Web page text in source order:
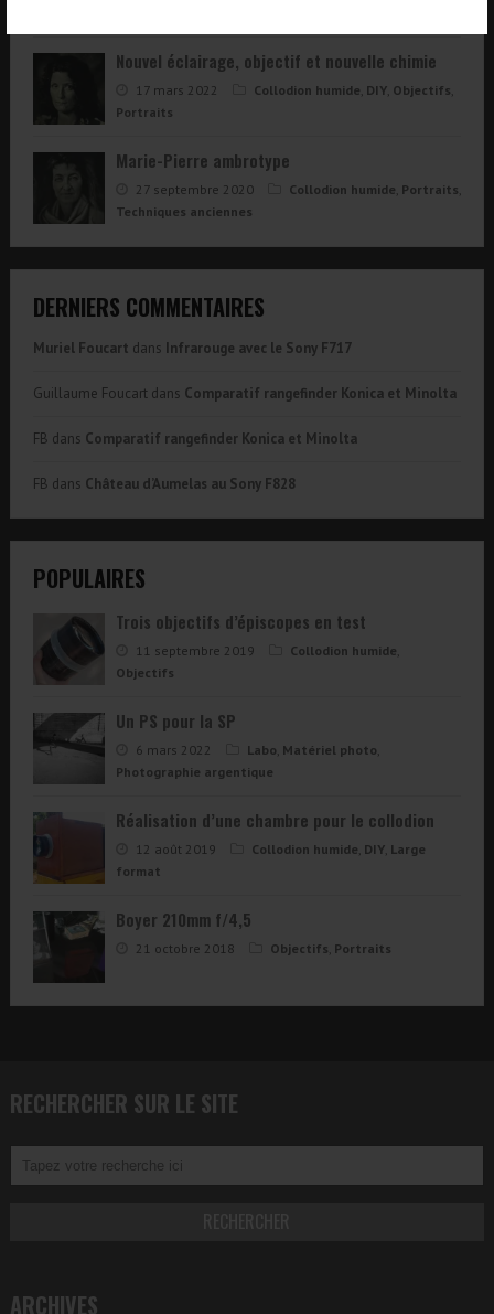
Nouvel éclairage, objectif et nouvelle chimie
17 mars 2022 Collodion humide DIY, Objectifs
Portraits
Marie-Pierre ambrotype
27 septembre 2020 Collodion humide Portraits
Techniques anciennes
DERNIERS COMMENTAIRES
Muriel Foucart dans Infrarouge avec le Sony F717
Guillaume Foucartdans Comparatif rangefinder Konica et Minolta
FB dans Comparatif rangefinder Konica et Minolta
FB dans Château d’Aumelas au Sony F828
POPULAIRES
Trois objectifs d’épiscopes en test
11 septembre 2019 Collodion humide
Objectifs
Un PS pour la SP
6 mars 2022 Labo Matériel photo
Photographie argentique
Réalisation d’une chambre pour le collodion
12 août 2019 Collodion humide DIY, Large
format
Boyer 210mm f/4,5
21 octobre 2018 Objectifs Portraits
RECHERCHER SUR LE SITE
ARCHIVES